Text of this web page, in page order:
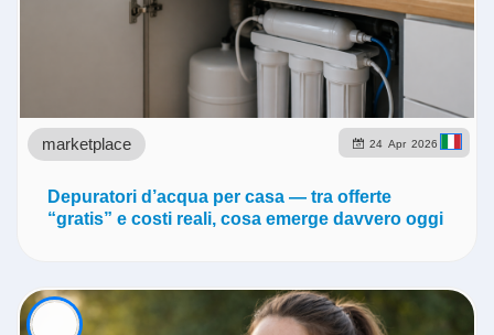
24 Apr 2026
marketplace
Depuratori d’acqua per casa — tra offerte
“gratis” e costi reali, cosa emerge davvero oggi